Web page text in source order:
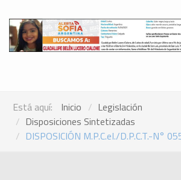
Está aquí: Inicio
Legislación
Disposiciones Sintetizadas
DISPOSICIÓN M.P.C.eI./D.P.C.T.-N°